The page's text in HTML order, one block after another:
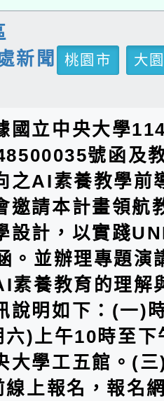
新聞
桃園市
大
國立中央大學
號函及
之AI素養教學前
邀請本計畫領航
設計，以實踐
。並辦理專題演
素養教育的理解
說明如下：(一)
)上午10時至
大學工五館。(
上報名，報名